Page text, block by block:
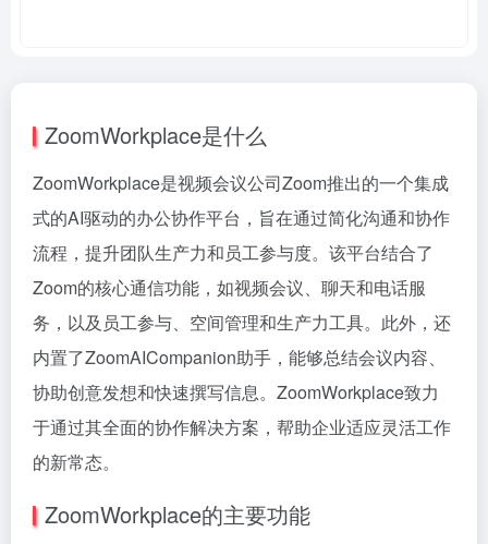
ZoomWorkplace是什么
ZoomWorkplace是视频会议公司Zoom推出的一个集成
式的AI驱动的办公协作平台，旨在通过简化沟通和协作
流程，提升团队生产力和员工参与度。该平台结合了
Zoom的核心通信功能，如视频会议、聊天和电话服
务，以及员工参与、空间管理和生产力工具。此外，还
内置了ZoomAICompanion助手，能够总结会议内容、
协助创意发想和快速撰写信息。ZoomWorkplace致力
于通过其全面的协作解决方案，帮助企业适应灵活工作
的新常态。
ZoomWorkplace的主要功能